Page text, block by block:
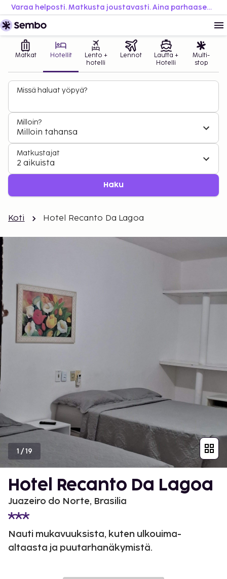
Varaa helposti. Matkusta joustavasti. Aina parhaaseen hintaan.
Matkat Hotellit
Lento +
hotelli
Lennot
Lautta +
Hotelli
Multi-
stop
Missä haluat yöpyä?
Milloin?
Milloin tahansa
Matkustajat
2 aikuista
Haku
Koti Hotel Recanto Da Lagoa
1 /19
Hotel Recanto Da Lagoa
Juazeiro do Norte, Brasilia
Nauti mukavuuksista, kuten ulkouima-
altaasta ja puutarhanäkymistä.